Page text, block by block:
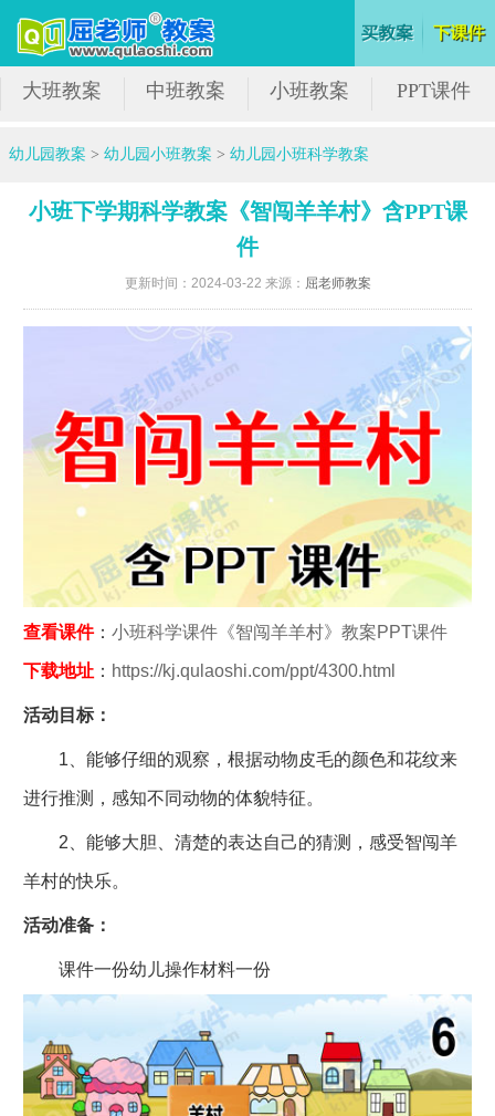
大班教案 中班教案 小班教案 PPT课件
幼儿园教案 >幼儿园小班教案 >幼儿园小班科学教案
小班下学期科学教案《智闯羊羊村》含PPT课
件
更新时间：2024-03-22 来源： 屈老师教案
查看课件： 小班科学课件《智闯羊羊村》教案PPT课件
下载地址： https://kj.qulaoshi.com/ppt/4300.html
活动目标：
1、能够仔细的观察，根据动物皮毛的颜色和花纹来
进行推测，感知不同动物的体貌特征。
2、能够大胆、清楚的表达自己的猜测，感受智闯羊
羊村的快乐。
活动准备：
课件一份幼儿操作材料一份